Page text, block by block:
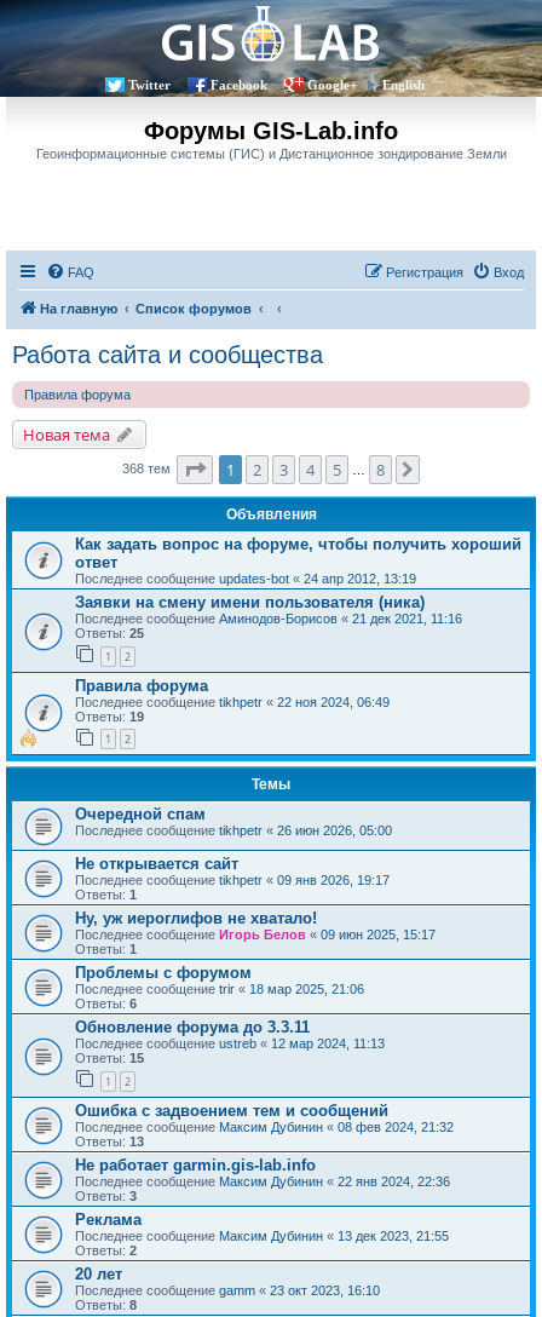
Twitter Facebook Google+ English
Форумы GIS-Lab.info
Геоинформационные системы (ГИС) и Дистанционное зондирование Земли
FAQ Вход
Регистрация
На главную Список форумов
Работа сайта и сообщества
Правила форума
Новая тема
368 тем Страница1 из
1 2 3 4 5 8
Объявления
Как задать вопрос на форуме, чтобы получить хороший
ответ
Последнее сообщение updates-bot « 24 апр 2012, 13:19
Заявки на смену имени пользователя (ника)
Последнее сообщение Аминодов-Борисов « 21 дек 2021, 11:16
Ответы: 25
1 2
Правила форума
Последнее сообщение tikhpetr « 22 ноя 2024, 06:49
Ответы: 19
1 2
Темы
Очередной спам
Последнее сообщение tikhpetr « 26 июн 2026, 05:00
Не открывается сайт
Последнее сообщение tikhpetr « 09 янв 2026, 19:17
Ответы: 1
Ну, уж иероглифов не хватало!
Последнее сообщение Игорь Белов « 09 июн 2025, 15:17
Ответы: 1
Проблемы с форумом
Последнее сообщение trir « 18 мар 2025, 21:06
Ответы: 6
Обновление форума до 3.3.11
Последнее сообщение ustreb « 12 мар 2024, 11:13
Ответы: 15
1 2
Ошибка с задвоением тем и сообщений
Последнее сообщение Максим Дубинин « 08 фев 2024, 21:32
Ответы: 13
Не работает garmin.gis-lab.info
Последнее сообщение Максим Дубинин « 22 янв 2024, 22:36
Ответы: 3
Реклама
Последнее сообщение Максим Дубинин « 13 дек 2023, 21:55
Ответы: 2
20 лет
Последнее сообщение gamm « 23 окт 2023, 16:10
Ответы: 8